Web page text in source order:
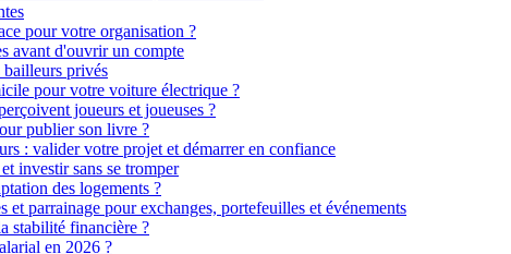
pour votre organisation ?
avant d'ouvrir un compte
bailleurs privés
pour votre voiture électrique ?
joueurs et joueuses ?
publier son livre ?
: valider votre projet et démarrer en confiance
investir sans se tromper
des logements ?
parrainage pour exchanges, portefeuilles et événements
stabilité financière ?
en 2026 ?